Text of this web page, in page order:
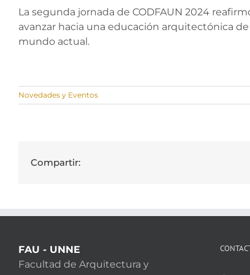
La segunda jornada de CODFAUN 2024
avanzar hacia una educación arquitectónica
mundo actual.
Novedades y Eventos
Compartir:
FAU - UNNE
Facultad de Arquitectura y